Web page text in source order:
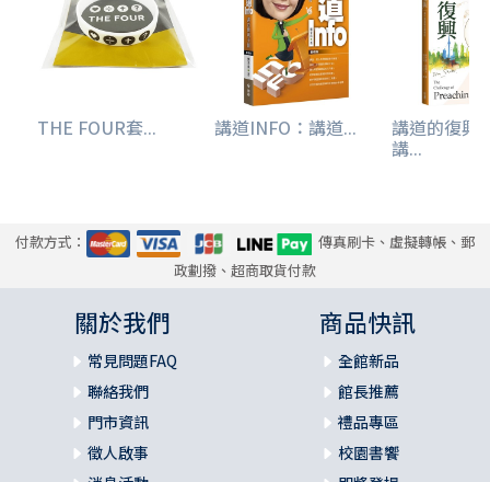
THE FOUR套... 講道INFO：講道... 講道的復興
講...
付款方式：
傳真刷卡、虛擬轉帳、郵
政劃撥、超商取貨付款
關於我們
常見問題FAQ
聯絡我們
門市資訊
徵人啟事
商品快訊
全館新品
館長推薦
禮品專區
校園書饗